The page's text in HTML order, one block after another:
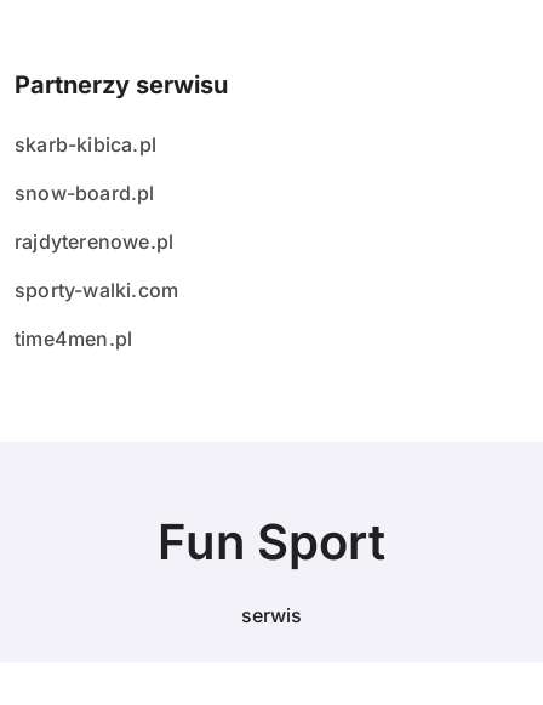
Partnerzy serwisu
skarb-kibica.pl
snow-board.pl
rajdyterenowe.pl
sporty-walki.com
time4men.pl
Fun Sport
serwis